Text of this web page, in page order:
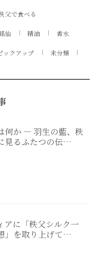
父で食べる
仙 精油 香水
ックアップ 未分類
何か ― 羽生の藍、秩
見るふたつの伝…
アに「秩父シルク一
」を取り上げて…